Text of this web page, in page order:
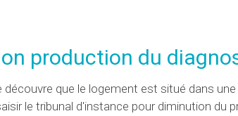
production du
que le logement est situé dans une
le tribunal d'instance pour diminution du